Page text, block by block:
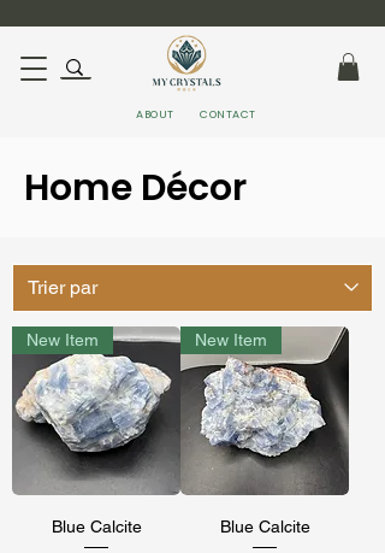
ABOUT CONTACT
Home Décor
New Item
Blue Calcite
New Item
Blue Calcite